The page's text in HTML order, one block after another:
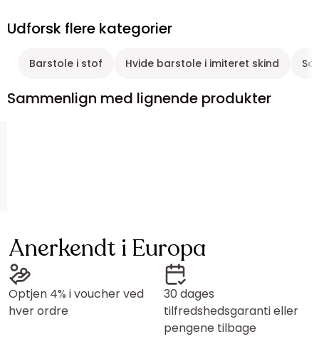
Udforsk flere kategorier
Barstole i stof Hvide barstole i imiteret skind
Sammenlign med lignende produkter
Anerkendt i Europa
Optjen 4% i voucher ved
hver ordre
30 dages
tilfredshedsgaranti eller
pengene tilbage